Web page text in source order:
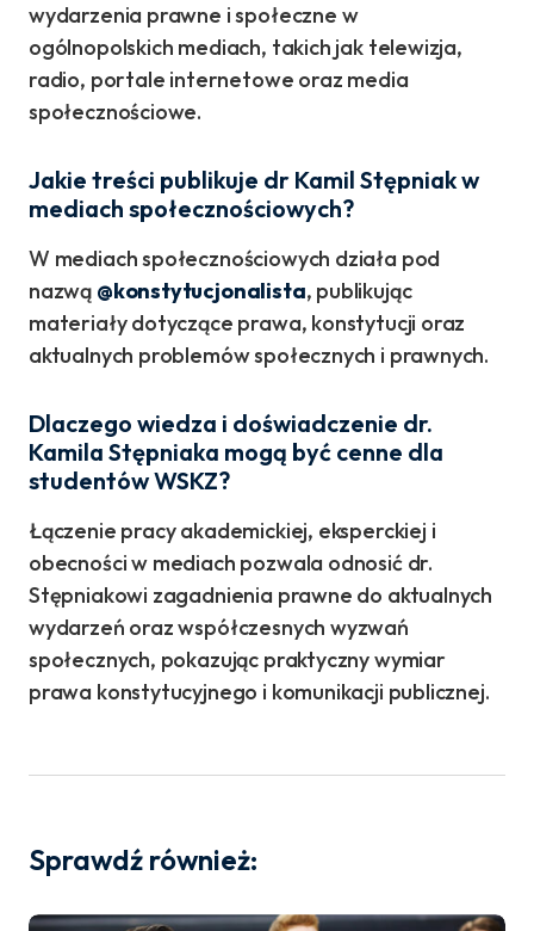
wydarzenia prawne i społeczne w
ogólnopolskich mediach, takich jak telewizja,
radio, portale internetowe oraz media
społecznościowe.
Jakie treści publikuje dr Kamil Stępniak w
mediach społecznościowych?
W mediach społecznościowych działa pod
nazwą @konstytucjonalista, publikując
materiały dotyczące prawa, konstytucji oraz
aktualnych problemów społecznych i prawnych.
Dlaczego wiedza i doświadczenie dr.
Kamila Stępniaka mogą być cenne dla
studentów WSKZ?
Łączenie pracy akademickiej, eksperckiej i
obecności w mediach pozwala odnosić dr.
Stępniakowi zagadnienia prawne do aktualnych
wydarzeń oraz współczesnych wyzwań
społecznych, pokazując praktyczny wymiar
prawa konstytucyjnego i komunikacji publicznej.
Sprawdź również: